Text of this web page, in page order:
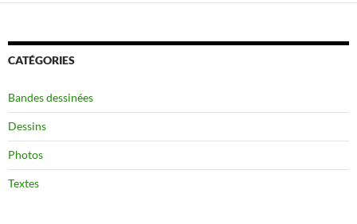
CATÉGORIES
Bandes dessinées
Dessins
Photos
Textes